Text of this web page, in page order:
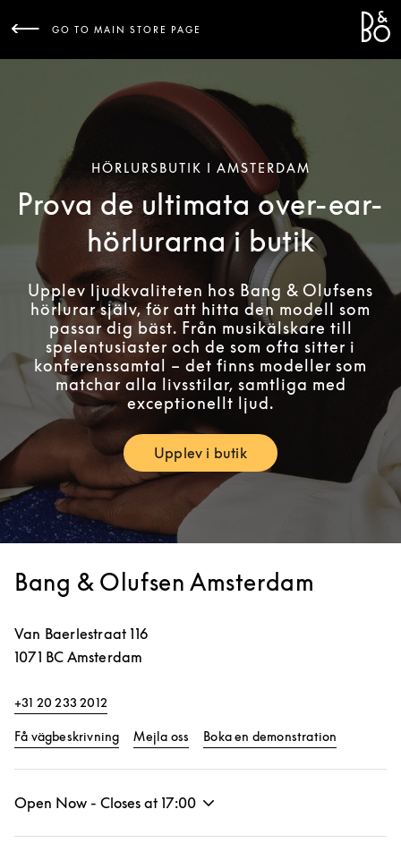
GO TO MAIN STORE PAGE
HÖRLURSBUTIK I AMSTERDAM
Prova de ultimata over-ear-
hörlurarna i butik
Upplev ljudkvaliteten hos Bang & Olufsens
hörlurar själv, för att hitta den modell som
passar dig bäst. Från musikälskare till
spelentusiaster och de som ofta sitter i
konferenssamtal – det finns modeller som
matchar alla livsstilar, samtliga med
exceptionellt ljud.
Upplev i butikLink Opens in New Tab
Bang & Olufsen Amsterdam
Van Baerlestraat 116
1071 BC Amsterdam
+31 20 233 2012
Få vägbeskrivningLink Opens in New Tab
Mejla oss Boka en demonstration
Open Now - Closes at 17:00